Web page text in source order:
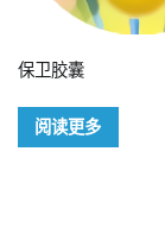
保卫胶囊
阅读更多